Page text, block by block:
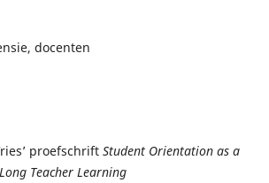
docenten
proefschrift Student Orientation as a
Teacher Learning